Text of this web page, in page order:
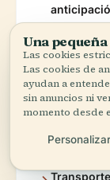
Una
Las cookies
Las cookies de
ayudan a
sin anuncios ni
momento desde
Personalizar